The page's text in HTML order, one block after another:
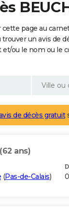
page au
un avis de
ou le nom ou le
de décès gratuit
(62 ans)
(Pas-de-Calais)